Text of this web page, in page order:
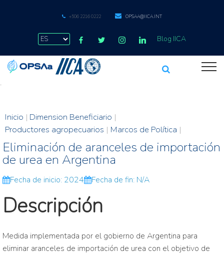
+506 2216 0222 OPSAA@IICA.INT
Blog IICA
.
Inicio | Dimension Beneficiario |
Productores agropecuarios | Marcos de Política |
Eliminación de aranceles de importación
de urea en Argentina
Fecha de inicio: 2024 Fecha de fin: N/A
Descripción
Medida implementada por el gobierno de Argentina para
eliminar aranceles de importación de urea con el objetivo de